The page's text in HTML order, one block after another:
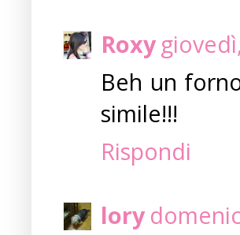
Roxy
Beh un
simile!!!
Rispondi
lory